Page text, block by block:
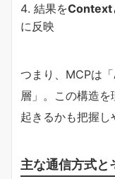
結果をContext
に反映
つまり、MCPは
層」。この構造
起きるかも把握し
主な通信方式と